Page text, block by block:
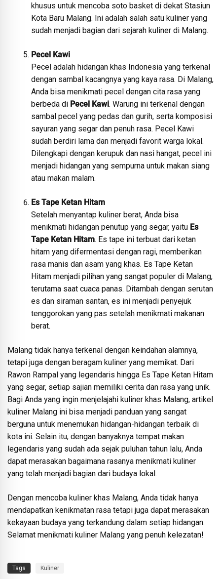
khusus untuk mencoba soto basket di dekat Stasiun
Kota Baru Malang. Ini adalah salah satu kuliner yang
sudah menjadi bagian dari sejarah kuliner di Malang.
Pecel Kawi
Pecel adalah hidangan khas Indonesia yang terkenal
dengan sambal kacangnya yang kaya rasa. Di Malang,
Anda bisa menikmati pecel dengan cita rasa yang
berbeda di Pecel Kawi. Warung ini terkenal dengan
sambal pecel yang pedas dan gurih, serta komposisi
sayuran yang segar dan penuh rasa. Pecel Kawi
sudah berdiri lama dan menjadi favorit warga lokal.
Dilengkapi dengan kerupuk dan nasi hangat, pecel ini
menjadi hidangan yang sempurna untuk makan siang
atau makan malam.
Es Tape Ketan Hitam
Setelah menyantap kuliner berat, Anda bisa
menikmati hidangan penutup yang segar, yaitu Es
Tape Ketan Hitam. Es tape ini terbuat dari ketan
hitam yang difermentasi dengan ragi, memberikan
rasa manis dan asam yang khas. Es Tape Ketan
Hitam menjadi pilihan yang sangat populer di Malang,
terutama saat cuaca panas. Ditambah dengan serutan
es dan siraman santan, es ini menjadi penyejuk
tenggorokan yang pas setelah menikmati makanan
berat.
Malang tidak hanya terkenal dengan keindahan alamnya,
tetapi juga dengan beragam kuliner yang memikat. Dari
Rawon Rampal yang legendaris hingga Es Tape Ketan Hitam
yang segar, setiap sajian memiliki cerita dan rasa yang unik.
Bagi Anda yang ingin menjelajahi kuliner khas Malang, artikel
kuliner Malang ini bisa menjadi panduan yang sangat
berguna untuk menemukan hidangan-hidangan terbaik di
kota ini. Selain itu, dengan banyaknya tempat makan
legendaris yang sudah ada sejak puluhan tahun lalu, Anda
dapat merasakan bagaimana rasanya menikmati kuliner
yang telah menjadi bagian dari budaya lokal.
Dengan mencoba kuliner khas Malang, Anda tidak hanya
mendapatkan kenikmatan rasa tetapi juga dapat merasakan
kekayaan budaya yang terkandung dalam setiap hidangan.
Selamat menikmati kuliner Malang yang penuh kelezatan!
Tags Kuliner